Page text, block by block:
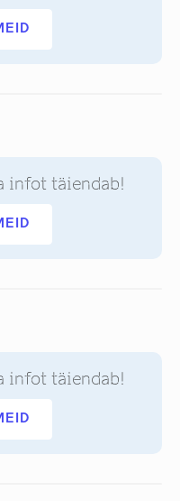
infot täiendab!
infot täiendab!